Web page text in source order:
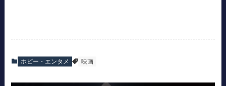
ホビー・エンタメ 映画